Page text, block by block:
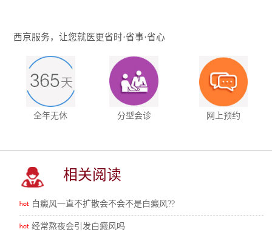
西京服务，让您就医更省时·省事·省心
全年无休 分型会诊 网上预约
相关阅读
白癜风一直不扩散会不会不是白癜风??
经常熬夜会引发白癜风吗